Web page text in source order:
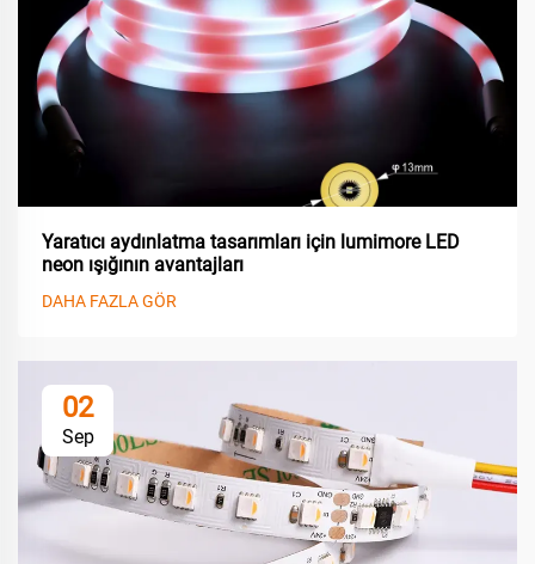
Yaratıcı aydınlatma tasarımları için lumimore LED
neon ışığının avantajları
DAHA FAZLA GÖR
02
Sep